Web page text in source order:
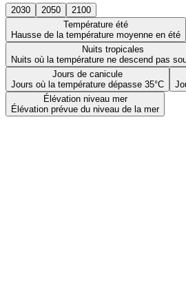
2030 2050
2100
Température été
Hausse de la température moyenne en été
Nuits tropicales
Nuits où la température ne descend pas
Jours de canicule
Jours où la température dépasse 35°C
Élévation niveau mer
Élévation prévue du niveau de la mer